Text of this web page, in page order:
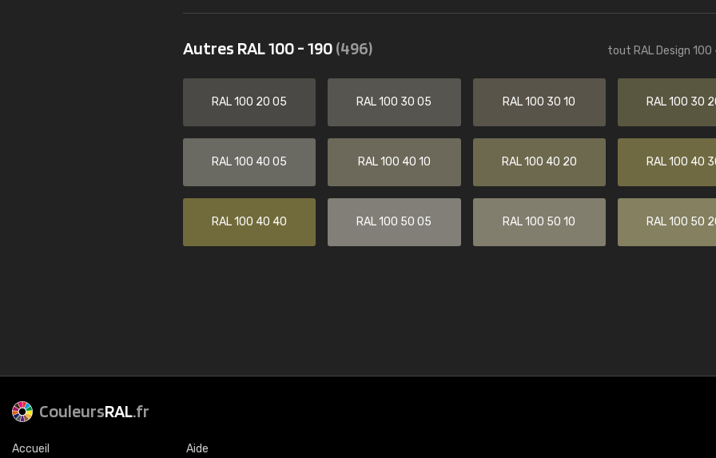
Autres RAL 100 - 190(496) tout RAL Design 100
RAL 100 20 05 RAL 100 30 05 RAL 100 30 10 RAL 100 30
RAL 100 40 05 RAL 100 40 10 RAL 100 40 20 RAL 100 40
RAL 100 40 40 RAL 100 50 05 RAL 100 50 10 RAL 100 50
CouleursRAL.fr
Accueil Aide